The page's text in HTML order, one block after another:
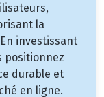
la
investissant
positionnez
durable et
en ligne.